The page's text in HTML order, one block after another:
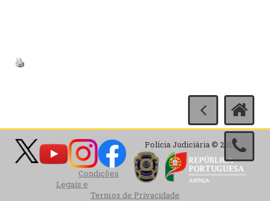
Polícia Judiciária © 2017
Condições
Legais e
Termos de Privacidade